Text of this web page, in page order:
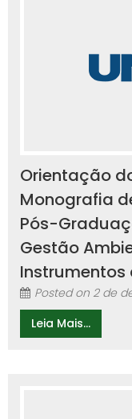
Orientação
Monografia
Pós-
Gestão
Instrumentos
Posted on 2 de
Leia Mais...